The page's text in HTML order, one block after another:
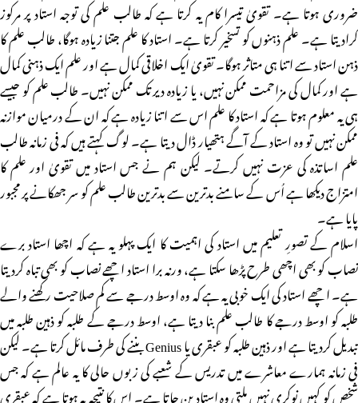
ضروری ہوتا ہے۔ تقویٰ تیسرا کام یہ کرتا ہے کہ طالب علم کی توجہ استاد پر مرکوز
کرادیتا ہے۔ علم ذہنوں کو تسخیر کرتا ہے۔ استاد کا علم جتنا زیادہ ہوگا، طالب علم کا
ذہن استاد سے اتنا ہی متاثر ہوگا۔ تقویٰ ایک اخلاقی کمال ہے اور علم ایک ذہنی کمال
ہے اور کمال کی مزاحمت ممکن نہیں، یا زیادہ دیر تک ممکن نہیں۔ طالب علم کو جیسے
ہی یہ معلوم ہوتا ہے کہ استاد کا علم اس سے اتنا زیادہ ہے کہ ان کے درمیان موازنہ
ممکن نہیں تو وہ استاد کے آگے ہتھیار ڈال دیتا ہے۔ لوگ کہتے ہیں کہ فی زمانہ طالب
علم اساتذہ کی عزت نہیں کرتے۔ لیکن ہم نے جس استاد میں تقویٰ اور علم کا
امتزاج دیکھا ہے اُس کے سامنے بدترین سے بدترین طالب علم کو سر جھکانے پر مجبور
پایا ہے۔
اسلام کے تصورِ تعلیم میں استاد کی اہمیت کا ایک پہلو یہ ہے کہ اچھا استاد برے
نصاب کو بھی اچھی طرح پڑھا سکتا ہے، ورنہ برا استاد اچھے نصاب کو بھی تباہ کردیتا
ہے۔ اچھے استاد کی ایک خوبی یہ ہے کہ وہ اوسط درجے سے کم صلاحیت رکھنے والے
طلبہ کو اوسط درجے کا طالب علم بنا دیتا ہے، اوسط درجے کے طلبہ کو ذہین طلبہ میں
تبدیل کردیتا ہے اور ذہین طلبہ کو عبقری یا Genius بننے کی طرف مائل کرتا ہے۔ لیکن
فی زمانہ ہمارے معاشرے میں تدریس کے شعبے کی زبوں حالی کا یہ عالم ہے کہ جس
شخص کو کہیں نوکری نہیں ملتی وہ استاد بن جاتا ہے۔ اس کا نتیجہ یہ ہوتا ہے کہ عبقری